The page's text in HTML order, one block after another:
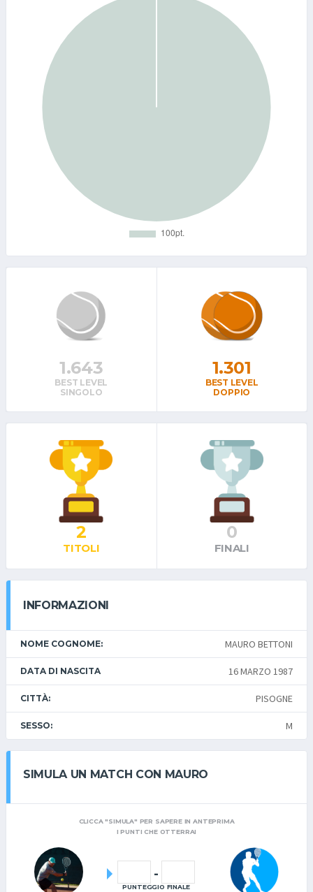
1.643
BEST LEVEL
SINGOLO
1.301
BEST LEVEL
DOPPIO
2
TITOLI
0
FINALI
INFORMAZIONI
NOME COGNOME: MAURO BETTONI
DATA DI NASCITA 16 MARZO 1987
CITTÀ: PISOGNE
SESSO: M
SIMULA UN MATCH CON MAURO
CLICCA "SIMULA" PER SAPERE IN ANTEPRIMA
I PUNTI CHE OTTERRAI
-
PUNTEGGIO FINALE